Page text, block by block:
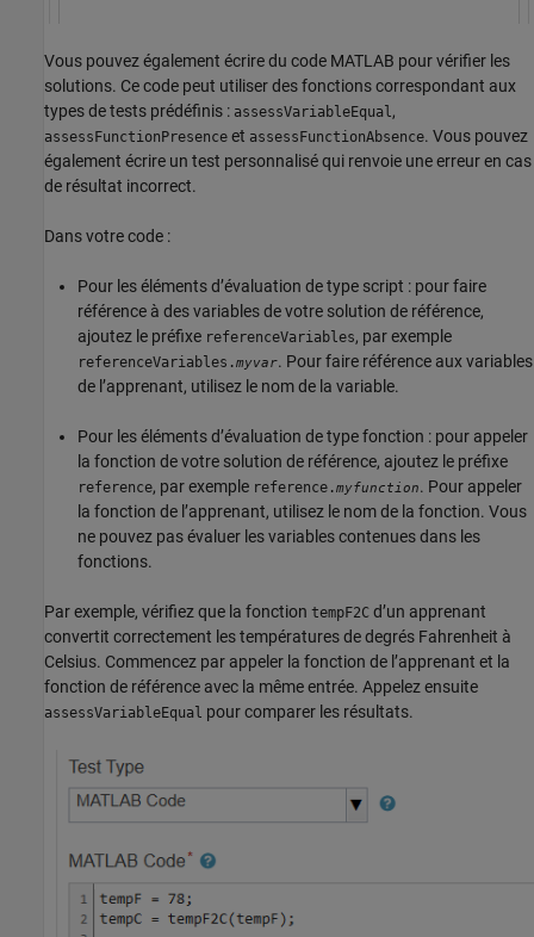
Vous pouvez également écrire du code MATLAB pour vérifier les
solutions. Ce code peut utiliser des fonctions correspondant aux
types de tests prédéfinis : assessVariableEqual ,
assessFunctionPresence et assessFunctionAbsence. Vous pouvez
également écrire un test personnalisé qui renvoie une erreur en cas
de résultat incorrect.
Dans votre code :
Pour les éléments d’évaluation de type script : pour faire
référence à des variables de votre solution de référence,
ajoutez le préfixe referenceVariables, par exemple
referenceVariables.myvar. Pour faire référence aux variables
de l’apprenant, utilisez le nom de la variable.
Pour les éléments d’évaluation de type fonction : pour appeler
la fonction de votre solution de référence, ajoutez le préfixe
reference, par exemple reference.myfunction. Pour appeler
la fonction de l’apprenant, utilisez le nom de la fonction. Vous
ne pouvez pas évaluer les variables contenues dans les
fonctions.
Par exemple, vérifiez que la fonction tempF2C d’un apprenant
convertit correctement les températures de degrés Fahrenheit à
Celsius. Commencez par appeler la fonction de l’apprenant et la
fonction de référence avec la même entrée. Appelez ensuite
assessVariableEqual pour comparer les résultats.